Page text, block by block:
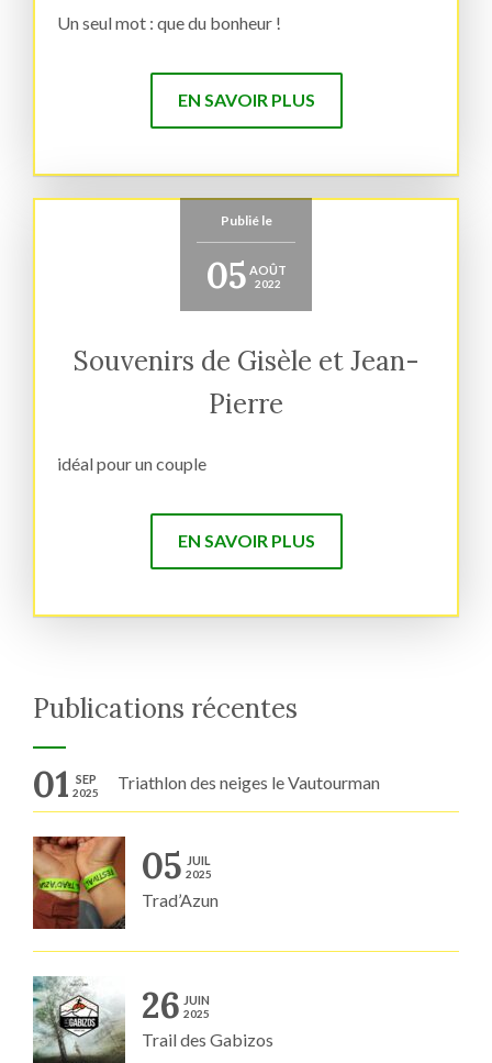
Un seul mot : que du bonheur !
EN SAVOIR PLUS
Publié le
05 AOÛT
2022
Souvenirs de Gisèle et Jean-
Pierre
idéal pour un couple
EN SAVOIR PLUS
Publications récentes
01 SEP
2025 Triathlon des neiges le Vautourman
05 JUIL
2025
Trad’Azun
26 JUIN
2025
Trail des Gabizos